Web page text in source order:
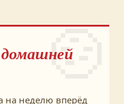
🍲
домашней
на неделю вперёд